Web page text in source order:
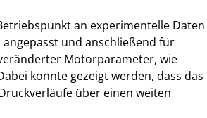
an experimentelle Daten
und anschließend für
Motorparameter, wie
konnte gezeigt werden, dass das
über einen weiten